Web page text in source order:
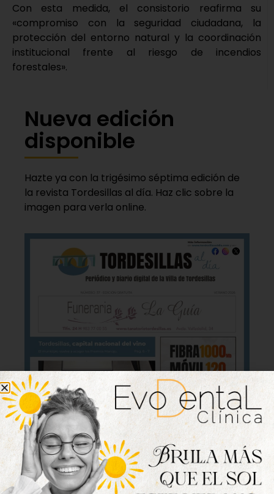
Con esta medida, el consistorio reafirma su
«compromiso con la seguridad ciudadana, la
protección del entorno natural y la coordinación
institucional frente al riesgo de incendios
forestales».
Nueva edición
disponible
Hazte ya con la trigésimo séptima edición de
la revista Tordesillas al día. Haz clic sobre la
imagen para verla online.